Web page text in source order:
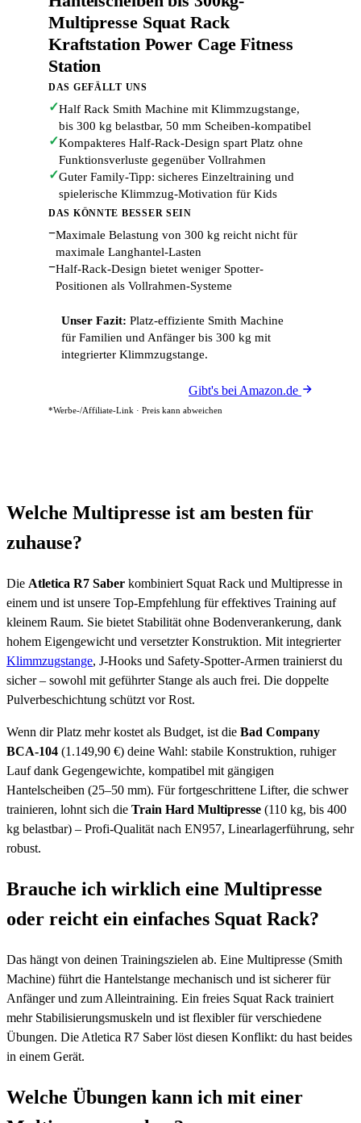
Multipresse Squat Rack
Kraftstation Power Cage Fitness
Station
DAS GEFÄLLT UNS
✓Half Rack Smith Machine mit Klimmzugstange,
bis 300 kg belastbar, 50 mm Scheiben-kompatibel
✓Kompakteres Half-Rack-Design spart Platz ohne
Funktionsverluste gegenüber Vollrahmen
✓Guter Family-Tipp: sicheres Einzeltraining und
spielerische Klimmzug-Motivation für Kids
DAS KÖNNTE BESSER SEIN
−Maximale Belastung von 300 kg reicht nicht für
maximale Langhantel-Lasten
−Half-Rack-Design bietet weniger Spotter-
Positionen als Vollrahmen-Systeme
Unser Fazit: Platz-effiziente Smith Machine
für Familien und Anfänger bis 300 kg mit
integrierter Klimmzugstange.
Gibt's bei Amazon.de
*Werbe-/Affiliate-Link · Preis kann abweichen
Welche Multipresse ist am besten für
zuhause?
Die Atletica R7 Saber kombiniert Squat Rack und Multipresse in
einem und ist unsere Top-Empfehlung für effektives Training auf
kleinem Raum. Sie bietet Stabilität ohne Bodenverankerung, dank
hohem Eigengewicht und versetzter Konstruktion. Mit integrierter
Klimmzugstange, J-Hooks und Safety-Spotter-Armen trainierst du
sicher – sowohl mit geführter Stange als auch frei. Die doppelte
Pulverbeschichtung schützt vor Rost.
Wenn dir Platz mehr kostet als Budget, ist die Bad Company
BCA-104 (1.149,90 €) deine Wahl: stabile Konstruktion, ruhiger
Lauf dank Gegengewichte, kompatibel mit gängigen
Hantelscheiben (25–50 mm). Für fortgeschrittene Lifter, die schwer
trainieren, lohnt sich die Train Hard Multipresse (110 kg, bis 400
kg belastbar) – Profi-Qualität nach EN957, Linearlagerführung, sehr
robust.
Brauche ich wirklich eine Multipresse
oder reicht ein einfaches Squat Rack?
Das hängt von deinen Trainingszielen ab. Eine Multipresse (Smith
Machine) führt die Hantelstange mechanisch und ist sicherer für
Anfänger und zum Alleintraining. Ein freies Squat Rack trainiert
mehr Stabilisierungsmuskeln und ist flexibler für verschiedene
Übungen. Die Atletica R7 Saber löst diesen Konflikt: du hast beides
in einem Gerät.
Welche Übungen kann ich mit einer